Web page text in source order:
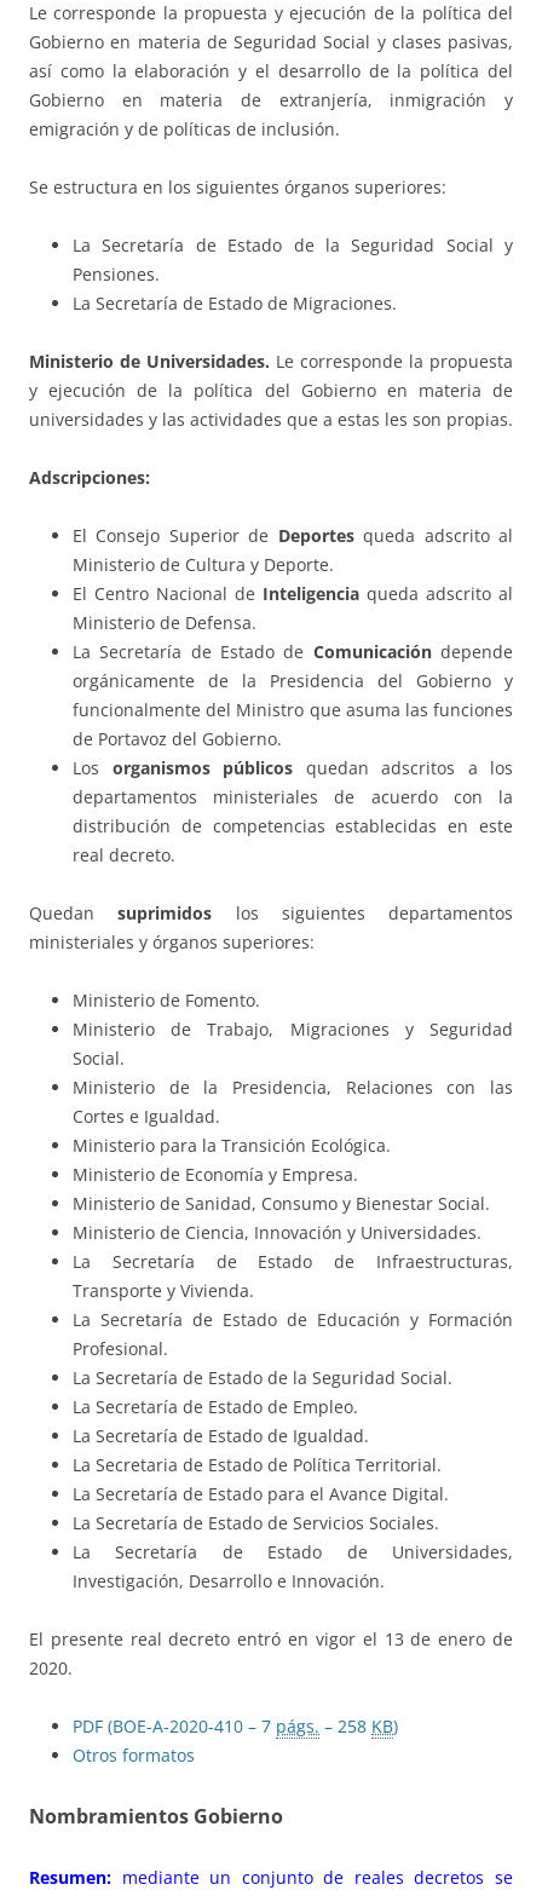
Le corresponde la propuesta y ejecución de la política del
Gobierno en materia de Seguridad Social y clases pasivas,
así como la elaboración y el desarrollo de la política del
Gobierno en materia de extranjería, inmigración y
emigración y de políticas de inclusión.
Se estructura en los siguientes órganos superiores:
La Secretaría de Estado de la Seguridad Social y
Pensiones.
La Secretaría de Estado de Migraciones.
Ministerio de Universidades. Le corresponde la propuesta
y ejecución de la política del Gobierno en materia de
universidades y las actividades que a estas les son propias.
Adscripciones:
El Consejo Superior de Deportesqueda adscrito al
Ministerio de Cultura y Deporte.
El Centro Nacional de Inteligencia queda adscrito al
Ministerio de Defensa.
La Secretaría de Estado de Comunicacióndepende
orgánicamente de la Presidencia del Gobierno y
funcionalmente del Ministro que asuma las funciones
de Portavoz del Gobierno.
Los organismos públicos quedan adscritos a los
departamentos ministeriales de acuerdo con la
distribución de competencias establecidas en este
real decreto.
Quedansuprimidos los siguientes departamentos
ministeriales y órganos superiores:
Ministerio de Fomento.
Ministerio de Trabajo, Migraciones y Seguridad
Social.
Ministerio de la Presidencia, Relaciones con las
Cortes e Igualdad.
Ministerio para la Transición Ecológica.
Ministerio de Economía y Empresa.
Ministerio de Sanidad, Consumo y Bienestar Social.
Ministerio de Ciencia, Innovación y Universidades.
La Secretaría de Estado de Infraestructuras,
Transporte y Vivienda.
La Secretaría de Estado de Educación y Formación
Profesional.
La Secretaría de Estado de la Seguridad Social.
La Secretaría de Estado de Empleo.
La Secretaría de Estado de Igualdad.
La Secretaria de Estado de Política Territorial.
La Secretaría de Estado para el Avance Digital.
La Secretaría de Estado de Servicios Sociales.
La Secretaría de Estado de Universidades,
Investigación, Desarrollo e Innovación.
El presente real decreto entró en vigor el 13 de enero de
2020.
PDF (BOE-A-2020-410 – 7 págs. – 258 KB)
Otros formatos
Nombramientos Gobierno
Resumen: mediante un conjunto de reales decretos se